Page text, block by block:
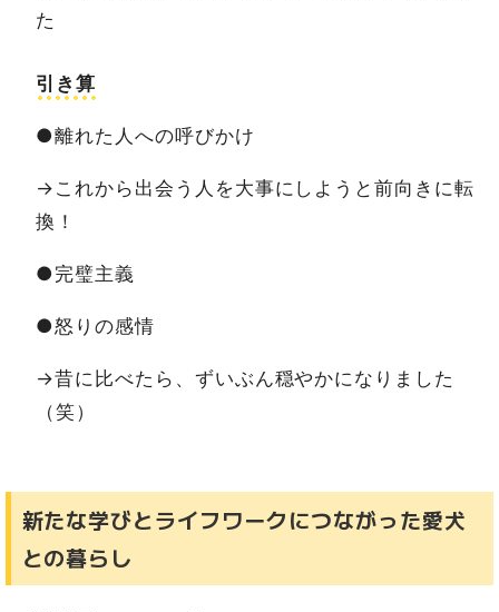
た
引き算
●離れた人への呼びかけ
→これから出会う人を大事にしようと前向きに転
換！
●完璧主義
●怒りの感情
→昔に比べたら、ずいぶん穏やかになりました
（笑）
新たな学びとライフワークにつながった愛犬
との暮らし